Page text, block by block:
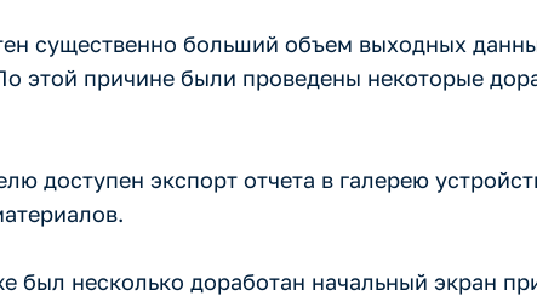
существенно больший объем выходных
этой причине были проведены некоторые
доступен экспорт отчета в галерею
был несколько доработан начальный экран